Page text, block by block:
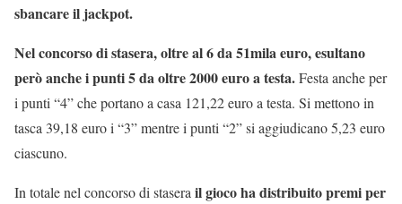
sbancare il jackpot.
Nel concorso di stasera, oltre al 6 da 51mila euro, esultano
però anche i punti 5 da oltre 2000 euro a testa.Festa anche per
i punti “4” che portano a casa 121,22 euro a testa. Si mettono in
tasca 39,18 euro i “3” mentre i punti “2” si aggiudicano 5,23 euro
ciascuno.
In totale nel concorso di staserail gioco ha distribuito premi per